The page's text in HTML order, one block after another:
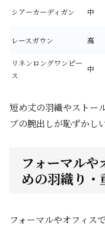
シアーカーディガン 中
レースガウン 高
リネンロングワンピー
ス
中
短め丈の羽織やストー
ブの腕出しが恥ずかし
フォーマルや
めの羽織り・
フォーマルやオフィス